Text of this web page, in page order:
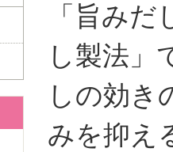
「旨み
し製法」
しの効き
みを抑え